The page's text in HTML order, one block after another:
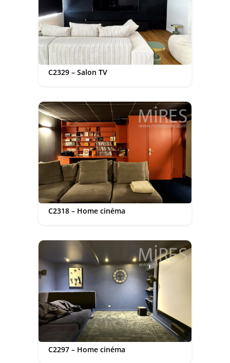
C2329 – Salon TV
C2318 – Home cinéma
C2297 – Home cinéma